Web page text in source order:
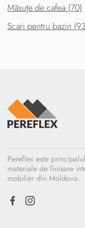
Măsuțe de cafea (70)
Scari pentru bazin
Pereflex este
materiale de finisare
mobilier din Moldova.